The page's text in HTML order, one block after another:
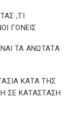
,ΤΙ
ΓΟΝΕΙΣ
ΤΑ ΑΝΩΤΑΤΑ
ΚΑΤΑ ΤΗΣ
ΣΕ ΚΑΤΑΣΤΑΣΗ